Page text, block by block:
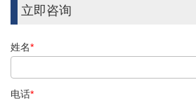
立即咨询
姓名*
电话*